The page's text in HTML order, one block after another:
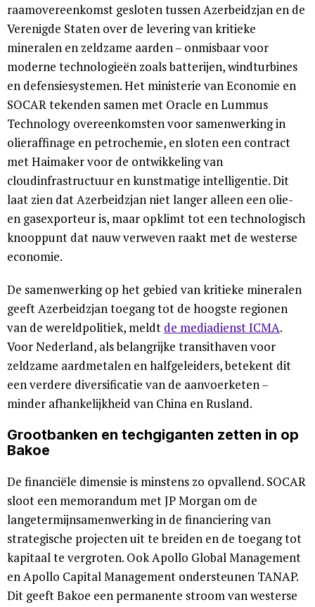
raamovereenkomst gesloten tussen Azerbeidzjan en de
Verenigde Staten over de levering van kritieke
mineralen en zeldzame aarden – onmisbaar voor
moderne technologieën zoals batterijen, windturbines
en defensiesystemen. Het ministerie van Economie en
SOCAR tekenden samen met Oracle en Lummus
Technology overeenkomsten voor samenwerking in
olieraffinage en petrochemie, en sloten een contract
met Haimaker voor de ontwikkeling van
cloudinfrastructuur en kunstmatige intelligentie. Dit
laat zien dat Azerbeidzjan niet langer alleen een olie-
en gasexporteur is, maar opklimt tot een technologisch
knooppunt dat nauw verweven raakt met de westerse
economie.
De samenwerking op het gebied van kritieke mineralen
geeft Azerbeidzjan toegang tot de hoogste regionen
van de wereldpolitiek, meldt de mediadienst ICMA.
Voor Nederland, als belangrijke transithaven voor
zeldzame aardmetalen en halfgeleiders, betekent dit
een verdere diversificatie van de aanvoerketen –
minder afhankelijkheid van China en Rusland.
Grootbanken en techgiganten zetten in op
Bakoe
De financiële dimensie is minstens zo opvallend. SOCAR
sloot een memorandum met JP Morgan om de
langetermijnsamenwerking in de financiering van
strategische projecten uit te breiden en de toegang tot
kapitaal te vergroten. Ook Apollo Global Management
en Apollo Capital Management ondersteunen TANAP.
Dit geeft Bakoe een permanente stroom van westerse